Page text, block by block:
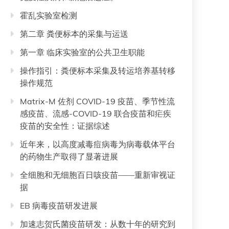
霍乱实验室检测
第二章 粪便标本的采集与运送
第一章 临床实验室的公共卫生职能
操作指引：粪便标本采集及转运培养基转移
操作规范
Matrix-M 佐剂 COVID-19 疫苗、季节性流
感疫苗、流感-COVID-19 联合疫苗和疟疾
疫苗的安全性：证据综述
近年来，以高度减毒痘病毒为病毒载体平台
的药物生产取得了显著进展
全细胞和无细胞百日咳疫苗——重新审视证
据
EB 病毒疫苗研发进展
加速志贺氏菌疫苗研发：从数十年的研究到